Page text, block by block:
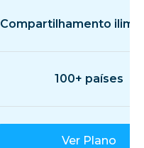
Compartilhamento
100+ países
Ver Plano